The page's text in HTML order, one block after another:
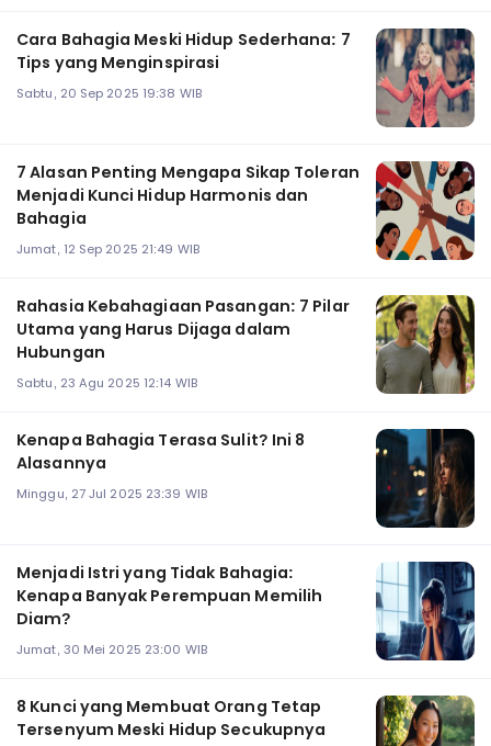
Cara Bahagia Meski Hidup Sederhana: 7
Tips yang Menginspirasi
Sabtu, 20 Sep 2025 19:38 WIB
7 Alasan Penting Mengapa Sikap Toleran
Menjadi Kunci Hidup Harmonis dan
Bahagia
Jumat, 12 Sep 2025 21:49 WIB
Rahasia Kebahagiaan Pasangan: 7 Pilar
Utama yang Harus Dijaga dalam
Hubungan
Sabtu, 23 Agu 2025 12:14 WIB
Kenapa Bahagia Terasa Sulit? Ini 8
Alasannya
Minggu, 27 Jul 2025 23:39 WIB
Menjadi Istri yang Tidak Bahagia:
Kenapa Banyak Perempuan Memilih
Diam?
Jumat, 30 Mei 2025 23:00 WIB
8 Kunci yang Membuat Orang Tetap
Tersenyum Meski Hidup Secukupnya